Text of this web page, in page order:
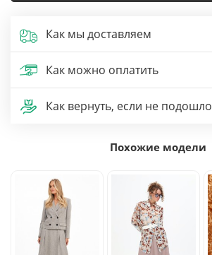
Как мы доставляем
Как можно оплатить
Как вернуть, если не подошло
Похожие модели